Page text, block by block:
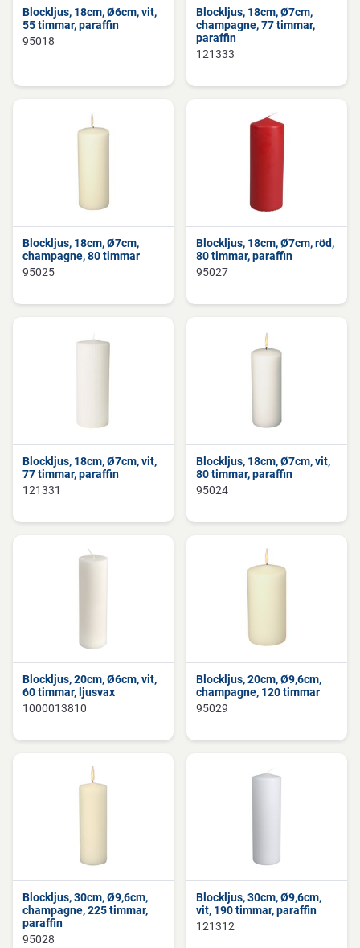
Blockljus, 18cm, Ø6cm, vit,
55 timmar, paraffin
95018
Blockljus, 18cm, Ø7cm,
champagne, 77 timmar,
paraffin
121333
Blockljus, 18cm, Ø7cm,
champagne, 80 timmar
95025
Blockljus, 18cm, Ø7cm, röd,
80 timmar, paraffin
95027
Blockljus, 18cm, Ø7cm, vit,
77 timmar, paraffin
121331
Blockljus, 18cm, Ø7cm, vit,
80 timmar, paraffin
95024
Blockljus, 20cm, Ø6cm, vit,
60 timmar, ljusvax
1000013810
Blockljus, 20cm, Ø9,6cm,
champagne, 120 timmar
95029
Blockljus, 30cm, Ø9,6cm,
champagne, 225 timmar,
paraffin
95028
Blockljus, 30cm, Ø9,6cm,
vit, 190 timmar, paraffin
121312